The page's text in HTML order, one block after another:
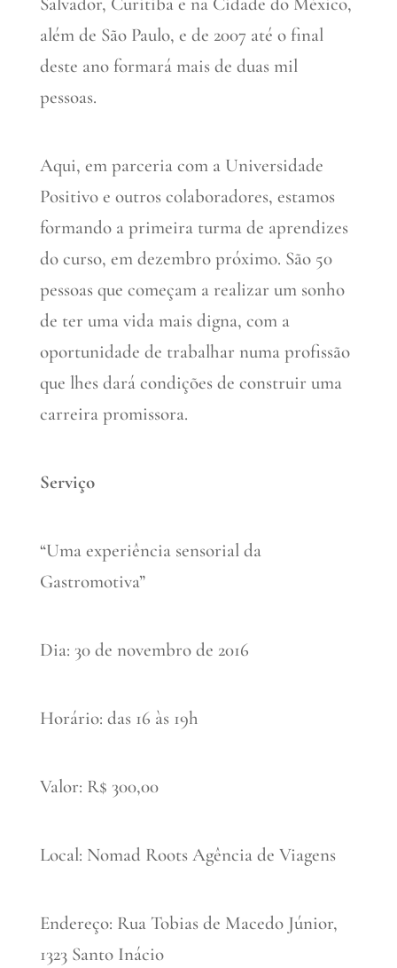
além de São Paulo, e de 2007 até o final
deste ano formará mais de duas mil
pessoas.
Aqui, em parceria com a Universidade
Positivo e outros colaboradores, estamos
formando a primeira turma de aprendizes
do curso, em dezembro próximo. São 50
pessoas que começam a realizar um sonho
de ter uma vida mais digna, com a
oportunidade de trabalhar numa profissão
que lhes dará condições de construir uma
carreira promissora.
Serviço
“Uma experiência sensorial da
Gastromotiva”
Dia: 30 de novembro de 2016
Horário: das 16 às 19h
Valor: R$ 300,00
Local: Nomad Roots Agência de Viagens
Endereço: Rua Tobias de Macedo Júnior,
1323 Santo Inácio